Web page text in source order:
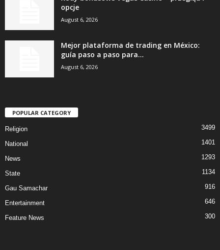
opcje
August 6, 2026
Mejor plataforma de trading en México:
guía paso a paso para...
August 6, 2026
POPULAR CATEGORY
Religion 3499
National 1401
News 1293
State 1134
Gau Samachar 916
Entertainment 646
Feature News 300